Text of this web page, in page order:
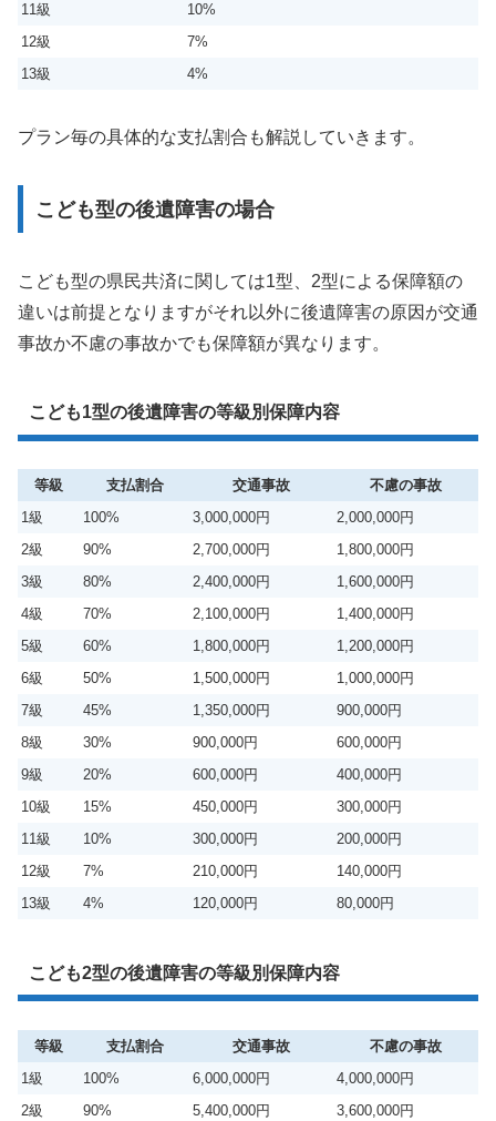
11級
10%
12級
7%
13級
4%
プラン毎の具体的な支払割合も解説していきます。
こども型の後遺障害の場合
こども型の県民共済に関しては1型、2型による保障額の
違いは前提となりますがそれ以外に後遺障害の原因が交通
事故か不慮の事故かでも保障額が異なります。
こども1型の後遺障害の等級別保障内容
等級 支払割合 交通事故
不慮の事故
1級
100% 3,000,000円
2,000,000円
2級
90% 2,700,000円
1,800,000円
3級
80% 2,400,000円
1,600,000円
4級
70% 2,100,000円
1,400,000円
5級
60% 1,800,000円
1,200,000円
6級
50% 1,500,000円
1,000,000円
7級
45% 1,350,000円
900,000円
8級
30% 900,000円
600,000円
9級
20% 600,000円
400,000円
10級
15% 450,000円
300,000円
11級
10% 300,000円
200,000円
12級
7% 210,000円
140,000円
13級
4% 120,000円 80,000円
こども2型の後遺障害の等級別保障内容
等級 支払割合 交通事故
不慮の事故
1級
100% 6,000,000円
4,000,000円
2級
90% 5,400,000円
3,600,000円